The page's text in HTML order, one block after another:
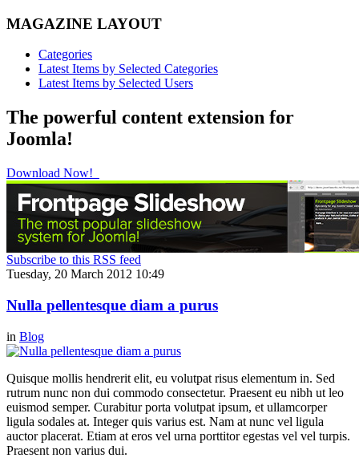
MAGAZINE LAYOUT
Categories
Latest Items by Selected Categories
Latest Items by Selected Users
The powerful content extension for
Joomla!
Download Now!
Subscribe to this RSS feed
Tuesday, 20 March 2012 10:49
Nulla pellentesque diam a purus
in Blog
Quisque mollis hendrerit elit, eu volutpat risus elementum in. Sed
rutrum nunc non dui commodo consectetur. Praesent eu nibh ut leo
euismod semper. Curabitur porta volutpat ipsum, et ullamcorper
ligula sodales at. Integer quis varius est. Nam at nunc vel ligula
auctor placerat. Etiam at eros vel urna porttitor egestas vel vel turpis.
Praesent non varius dui.